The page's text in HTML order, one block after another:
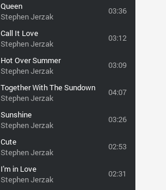
Queen
Stephen Jerzak
03:36
Call It Love
Stephen Jerzak
03:12
Hot Over Summer
Stephen Jerzak
03:09
Together With The Sundown
Stephen Jerzak
04:07
Sunshine
Stephen Jerzak
03:26
Cute
Stephen Jerzak
02:53
I'm in Love
Stephen Jerzak
02:31